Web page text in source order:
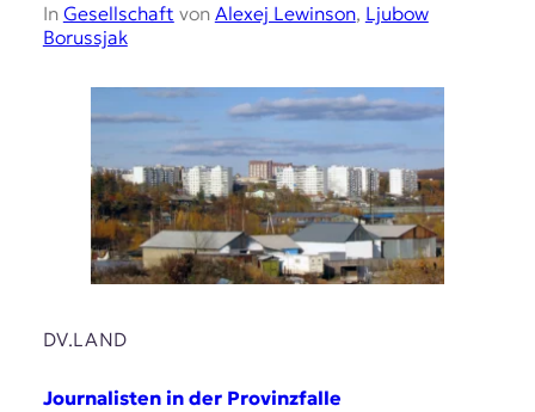
In Gesellschaft von Alexej Lewinson, Ljubow
Borussjak
DV.LAND
Journalisten in der Provinzfalle